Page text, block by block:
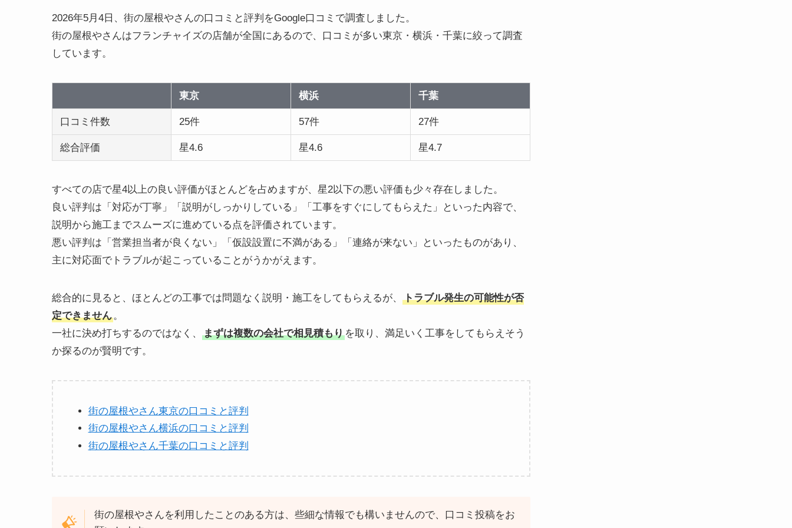
2026年5月4日、街の屋根やさんの口コミと評判をGoogle口コミで調査しました。
街の屋根やさんはフランチャイズの店舗が全国にあるので、口コミが多い東京・横浜・千葉に絞って調査
しています。
東京 横浜 千葉
口コミ件数 25件 57件 27件
総合評価 星4.6 星4.6 星4.7
すべての店で星4以上の良い評価がほとんどを占めますが、星2以下の悪い評価も少々存在しました。
良い評判は「対応が丁寧」「説明がしっかりしている」「工事をすぐにしてもらえた」といった内容で、
説明から施工までスムーズに進めている点を評価されています。
悪い評判は「営業担当者が良くない」「仮設設置に不満がある」「連絡が来ない」といったものがあり、
主に対応面でトラブルが起こっていることがうかがえます。
総合的に見ると、ほとんどの工事では問題なく説明・施工をしてもらえるが、
トラブル発生の可能性が否
定できません。
一社に決め打ちするのではなく、
まずは複数の会社で相見積もり を取り、満足いく工事をしてもらえそう
か探るのが賢明です。
街の屋根やさん東京の口コミと評判
街の屋根やさん横浜の口コミと評判
街の屋根やさん千葉の口コミと評判
街の屋根やさんを利用したことのある方は、些細な情報でも構いませんので、口コミ投稿をお